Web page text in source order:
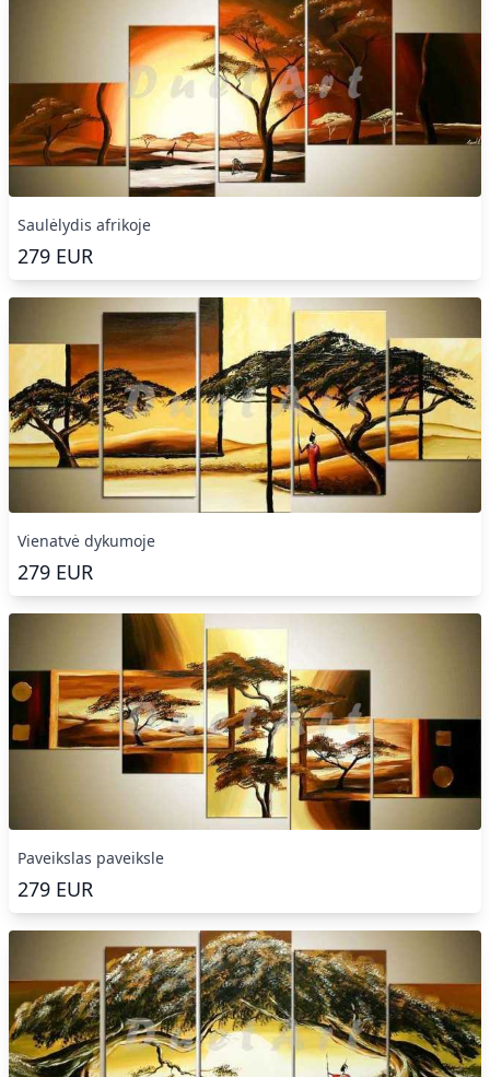
Saulėlydis afrikoje
279 EUR
Vienatvė dykumoje
279 EUR
Paveikslas paveiksle
279 EUR